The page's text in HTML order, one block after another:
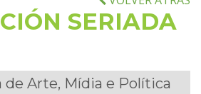
SERIADA
de Arte, Mídia e Política